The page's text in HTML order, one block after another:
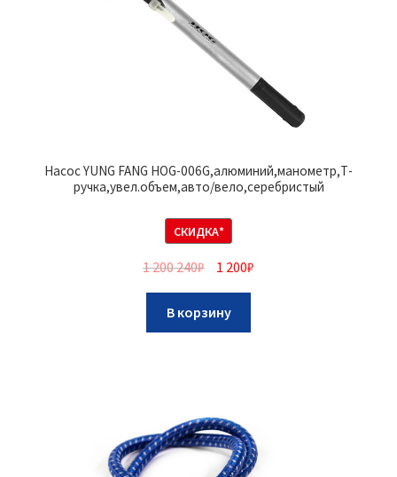
Насос YUNG FANG HOG-006G,алюминий,манометр,Т-
ручка,увел.объем,авто/вело,серебристый
СКИДКА*
1 200 240₽ 1 200₽
В корзину